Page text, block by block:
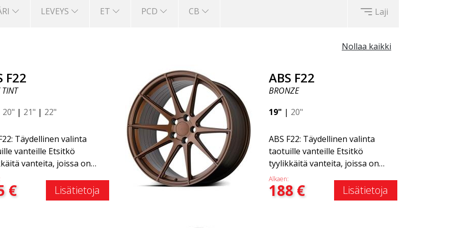
LEVEYS ET PCD CB Laji
Nollaa kaikki
F22
20" | 21" | 22"
Täydellinen valinta
vanteille Etsitkö
vanteita, joissa on
ja ajaton muotoilu?
ABS F22 -vanteeseen,
uusi lisäys ABS Luxury
€ Lisätietoja
ABS F22
BRONZE
19" | 20"
ABS F22: Täydellinen valinta
taotuille vanteille Etsitkö
tyylikkäitä vanteita, joissa on
tyylikäs ja ajaton muotoilu?
Tutustu ABS F22 -vanteeseen,
joka on uusi lisäys ABS Luxury
Alkaen:
188€ Lisätietoja